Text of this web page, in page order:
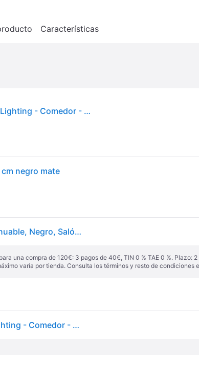
Características
Lámpara colgante Ray 45 Black - Globen Lighting - Comedor - Moderno - Metal - Bombilla única
negro mate
Globen Lighting Lámpara colgante RAY, atenuable, Negro, Salón / Comedor, Metal, Moderno, Lámpara colgante
una compra de 120€: 3 pagos de 40€, TIN 0 % TAE 0 %.
varía por tienda. Consulta los términos y resto de condiciones
Lámpara colgante Ray 45 Black - Globen Lighting - Comedor - Moderno - Metal - Bombilla única